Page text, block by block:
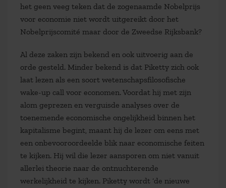
het geen veeg teken dat de zogenaamde Nobelprijs
voor economie niet wordt uitgereikt door het
Nobelprijscomité maar door de Zweedse Rijksbank?
Al deze zaken zijn bekend en ook uitvoerig aan de
orde gesteld. Minder bekend is dat Piketty zich ook
laat lezen als een soort wetenschapsfilosofische
wake-up call voor economen. Voordat hij met zijn
alom geprezen en verguisde analyses over de
toenemende economische ongelijkheid binnen het
kapitalisme begint, maant hij de lezer om eens met
een onbevooroordeelde blik naar economische feiten
te kijken. Hij wil die lezer aansporen om niet vanuit
allerlei theorie naar de ontnuchterende
werkelijkheid te kijken. Piketty wordt ‘de nieuwe